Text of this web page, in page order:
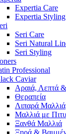
Expertia Care
Expertia Styling
Seri Care
Seri Natural
Seri Styling
Professional
Caviar
Αραιά, Λεπτά
Θεραπεία
Λιπαρά Μαλλιά
Μαλλιά με
Ξανθά Μαλλιά
Ξηρά &